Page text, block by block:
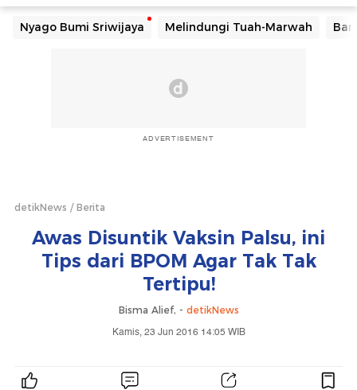
Nyago Bumi Sriwijaya Melindungi Tuah-Marwah
ADVERTISEMENT
detikNews Berita
Awas Disuntik Vaksin Palsu, ini
Tips dari BPOM Agar Tak Tak
Tertipu!
Bisma Alief, - detikNews
Kamis, 23 Jun 2016 14:05 WIB